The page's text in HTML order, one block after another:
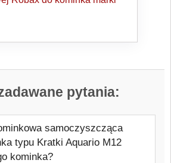
pytania:
samoczyszcząca
typu Kratki Aquario M12
kominka?